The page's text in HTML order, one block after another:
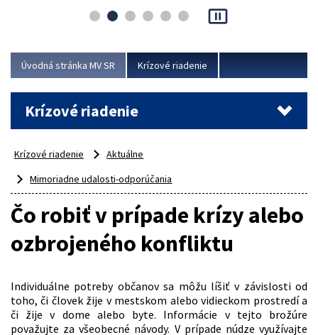
pause_presentation
Úvodná stránka MV SR Krízové riadenie
Krízové riadenie
Krízové riadenie
Aktuálne
Mimoriadne udalosti-odporúčania
Čo robiť v prípade krízy alebo
ozbrojeného konfliktu
Individuálne potreby občanov sa môžu líšiť v závislosti od
toho, či človek žije v mestskom alebo vidieckom prostredí a
či žije v dome alebo byte. Informácie v tejto brožúre
považujte za všeobecné návody. V prípade núdze využívajte